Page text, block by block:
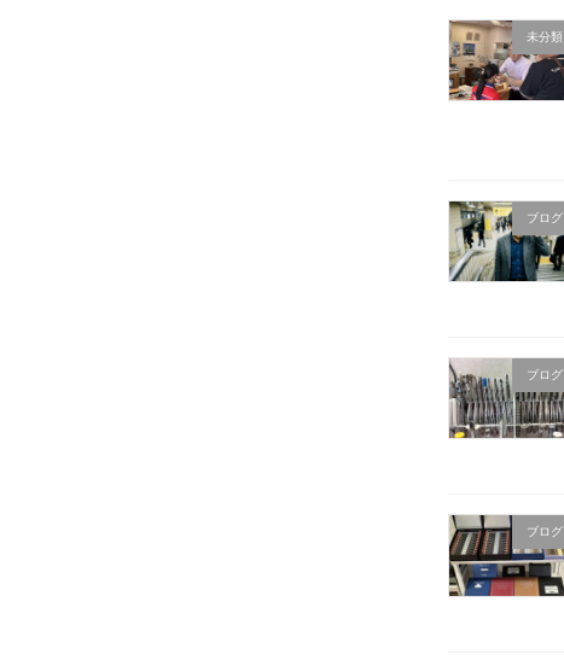
未分類
ブログ
ブログ
ブログ